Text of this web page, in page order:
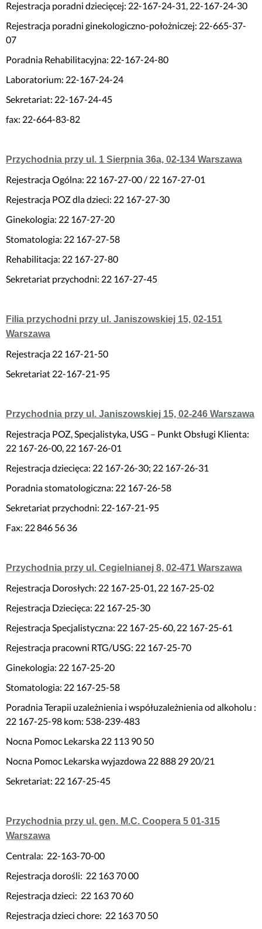
Rejestracja poradni dziecięcej: 22-167-24-31, 22-167-24-30
Rejestracja poradni ginekologiczno-położniczej: 22-665-37-
07
Poradnia Rehabilitacyjna: 22-167-24-80
Laboratorium: 22-167-24-24
Sekretariat: 22-167-24-45
fax: 22-664-83-82
Przychodnia przy ul. 1 Sierpnia 36a, 02-134 Warszawa
Rejestracja Ogólna: 22 167-27-00 / 22 167-27-01
Rejestracja POZ dla dzieci: 22 167-27-30
Ginekologia: 22 167-27-20
Stomatologia: 22 167-27-58
Rehabilitacja: 22 167-27-80
Sekretariat przychodni: 22 167-27-45
Filia przychodni przy ul. Janiszowskiej 15, 02-151
Warszawa
Rejestracja 22 167-21-50
Sekretariat 22-167-21-95
Przychodnia przy ul. Janiszowskiej 15, 02-246 Warszawa
Rejestracja POZ, Specjalistyka, USG – Punkt Obsługi Klienta:
22 167-26-00, 22 167-26-01
Rejestracja dziecięca: 22 167-26-30; 22 167-26-31
Poradnia stomatologiczna: 22 167-26-58
Sekretariat przychodni: 22-167-21-95
Fax: 22 846 56 36
Przychodnia przy ul. Cegielnianej 8, 02-471 Warszawa
Rejestracja Dorosłych: 22 167-25-01, 22 167-25-02
Rejestracja Dziecięca: 22 167-25-30
Rejestracja Specjalistyczna: 22 167-25-60, 22 167-25-61
Rejestracja pracowni RTG/USG: 22 167-25-70
Ginekologia: 22 167-25-20
Stomatologia: 22 167-25-58
Poradnia Terapii uzależnienia i współuzależnienia od alkoholu :
22 167-25-98 kom: 538-239-483
Nocna Pomoc Lekarska 22 113 90 50
Nocna Pomoc Lekarska wyjazdowa 22 888 29 20/21
Sekretariat: 22 167-25-45
Przychodnia przy ul. gen. M.C. Coopera 5 01-315
Warszawa
Centrala: 22-163-70-00
Rejestracja dorośli: 22 163 70 00
Rejestracja dzieci: 22 163 70 60
Rejestracja dzieci chore: 22 163 70 50